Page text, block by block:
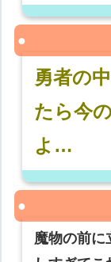
勇者の
たら今
よ…
魔物の前に